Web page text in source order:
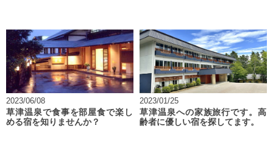
2023/06/08
草津温泉で食事を部屋食で楽し
める宿を知りませんか？
2023/01/25
草津温泉への家族旅行です。高
齢者に優しい宿を探してます。